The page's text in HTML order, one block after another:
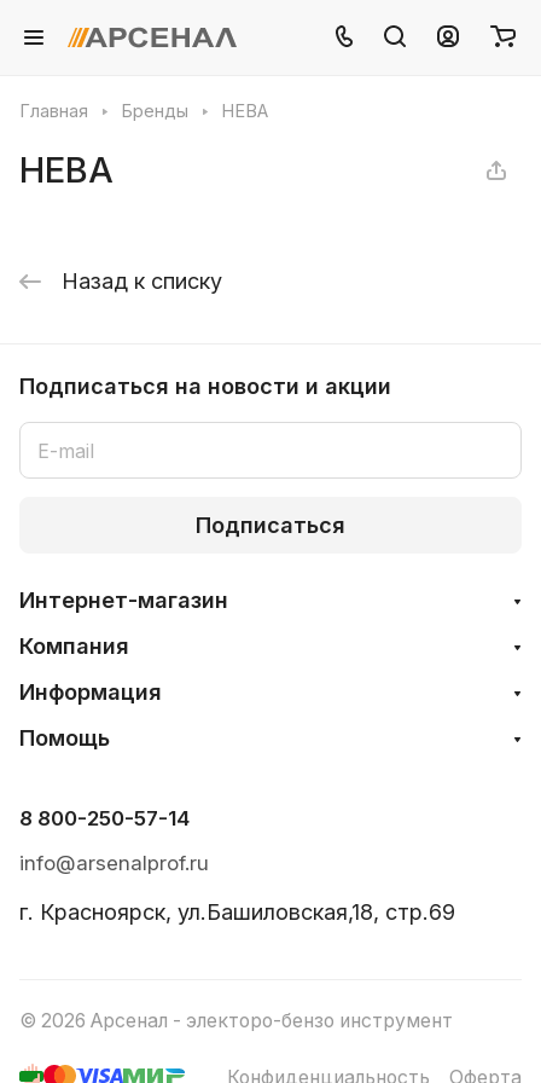
Главная Бренды НЕВА
НЕВА
Назад к списку
Подписаться на новости и акции
Подписаться
Интернет-магазин
Компания
Информация
Помощь
8 800-250-57-14
info@arsenalprof.ru
г. Красноярск, ул.Башиловская,18, стр.69
© 2026 Арсенал - электоро-бензо инструмент
Конфиденциальность Оферта